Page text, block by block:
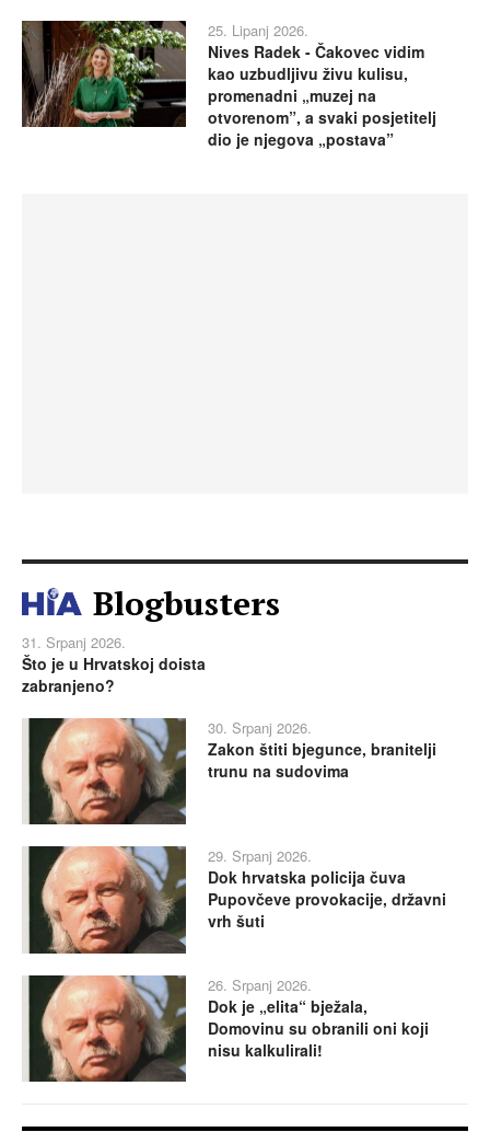
25. Lipanj 2026.
Nives Radek - Čakovec vidim
kao uzbudljivu živu kulisu,
promenadni „muzej na
otvorenom”, a svaki posjetitelj
dio je njegova „postava”
Blogbusters
31. Srpanj 2026.
Što je u Hrvatskoj doista
zabranjeno?
30. Srpanj 2026.
Zakon štiti bjegunce, branitelji
trunu na sudovima
29. Srpanj 2026.
Dok hrvatska policija čuva
Pupovčeve provokacije, državni
vrh šuti
26. Srpanj 2026.
Dok je „elita“ bježala,
Domovinu su obranili oni koji
nisu kalkulirali!